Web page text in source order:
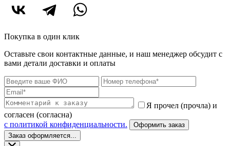
Покупка в один клик
Оставьте свои контактные данные, и наш менеджер обсудит с
вами детали доставки и оплаты
Я прочел (прочла) и
согласен (согласна)
c политикой конфиденциальности.
Оформить заказ
Заказ оформляется...